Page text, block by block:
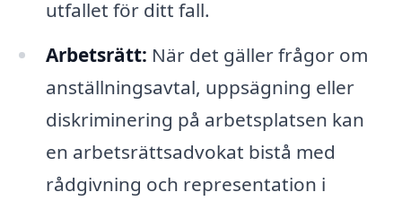
utfallet för ditt fall.
Arbetsrätt: När det gäller frågor om
anställningsavtal, uppsägning eller
diskriminering på arbetsplatsen kan
en arbetsrättsadvokat bistå med
rådgivning och representation i